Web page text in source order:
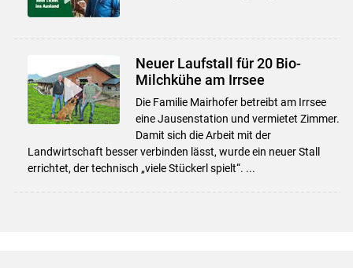
Neuer Laufstall für 20 Bio-
Milchkühe am Irrsee
Die Familie Mairhofer betreibt am Irrsee
eine Jausenstation und vermietet Zimmer.
Damit sich die Arbeit mit der
Landwirtschaft besser verbinden lässt, wurde ein neuer Stall
errichtet, der technisch „viele Stückerl spielt“. ...